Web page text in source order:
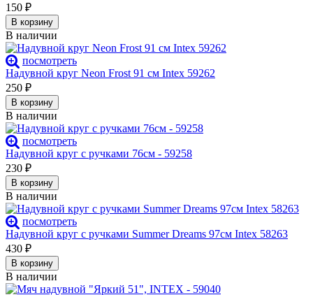
150 ₽
В корзину
В наличии
посмотреть
Надувной круг Neon Frost 91 см Intex 59262
250 ₽
В корзину
В наличии
посмотреть
Надувной круг с ручками 76см - 59258
230 ₽
В корзину
В наличии
посмотреть
Надувной круг с ручками Summer Dreams 97см Intex 58263
430 ₽
В корзину
В наличии